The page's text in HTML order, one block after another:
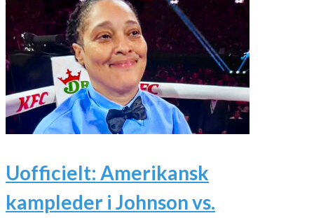
Uofficielt: Amerikansk
kampleder i Johnson vs.